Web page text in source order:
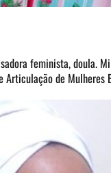
feminista, doula.
Articulação de Mulheres